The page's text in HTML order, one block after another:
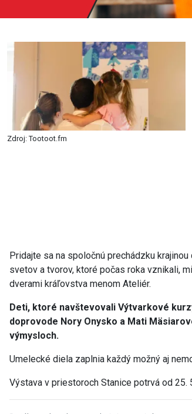
Zdroj: Tootoot.fm
Pridajte sa na spoločnú prechádzku
svetov a tvorov, ktoré počas roka vznikali,
dverami kráľovstva menom Ateliér.
Deti, ktoré navštevovali Výtvarkové
doprovode Nory Onysko a Mati
výmysloch.
Umelecké diela zaplnia každý možný aj
Výstava v priestoroch Stanice potrvá od 25.